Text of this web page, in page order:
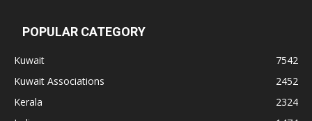
POPULAR CATEGORY
Kuwait
7542
Kuwait Associations
2452
Kerala
2324